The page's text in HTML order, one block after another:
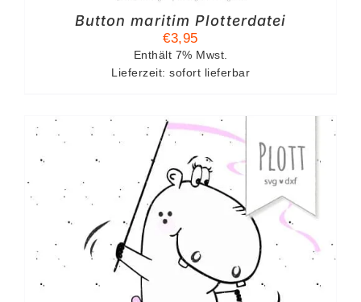
Button maritim Plotterdatei
€3,95
Enthält 7% Mwst.
Lieferzeit: sofort lieferbar